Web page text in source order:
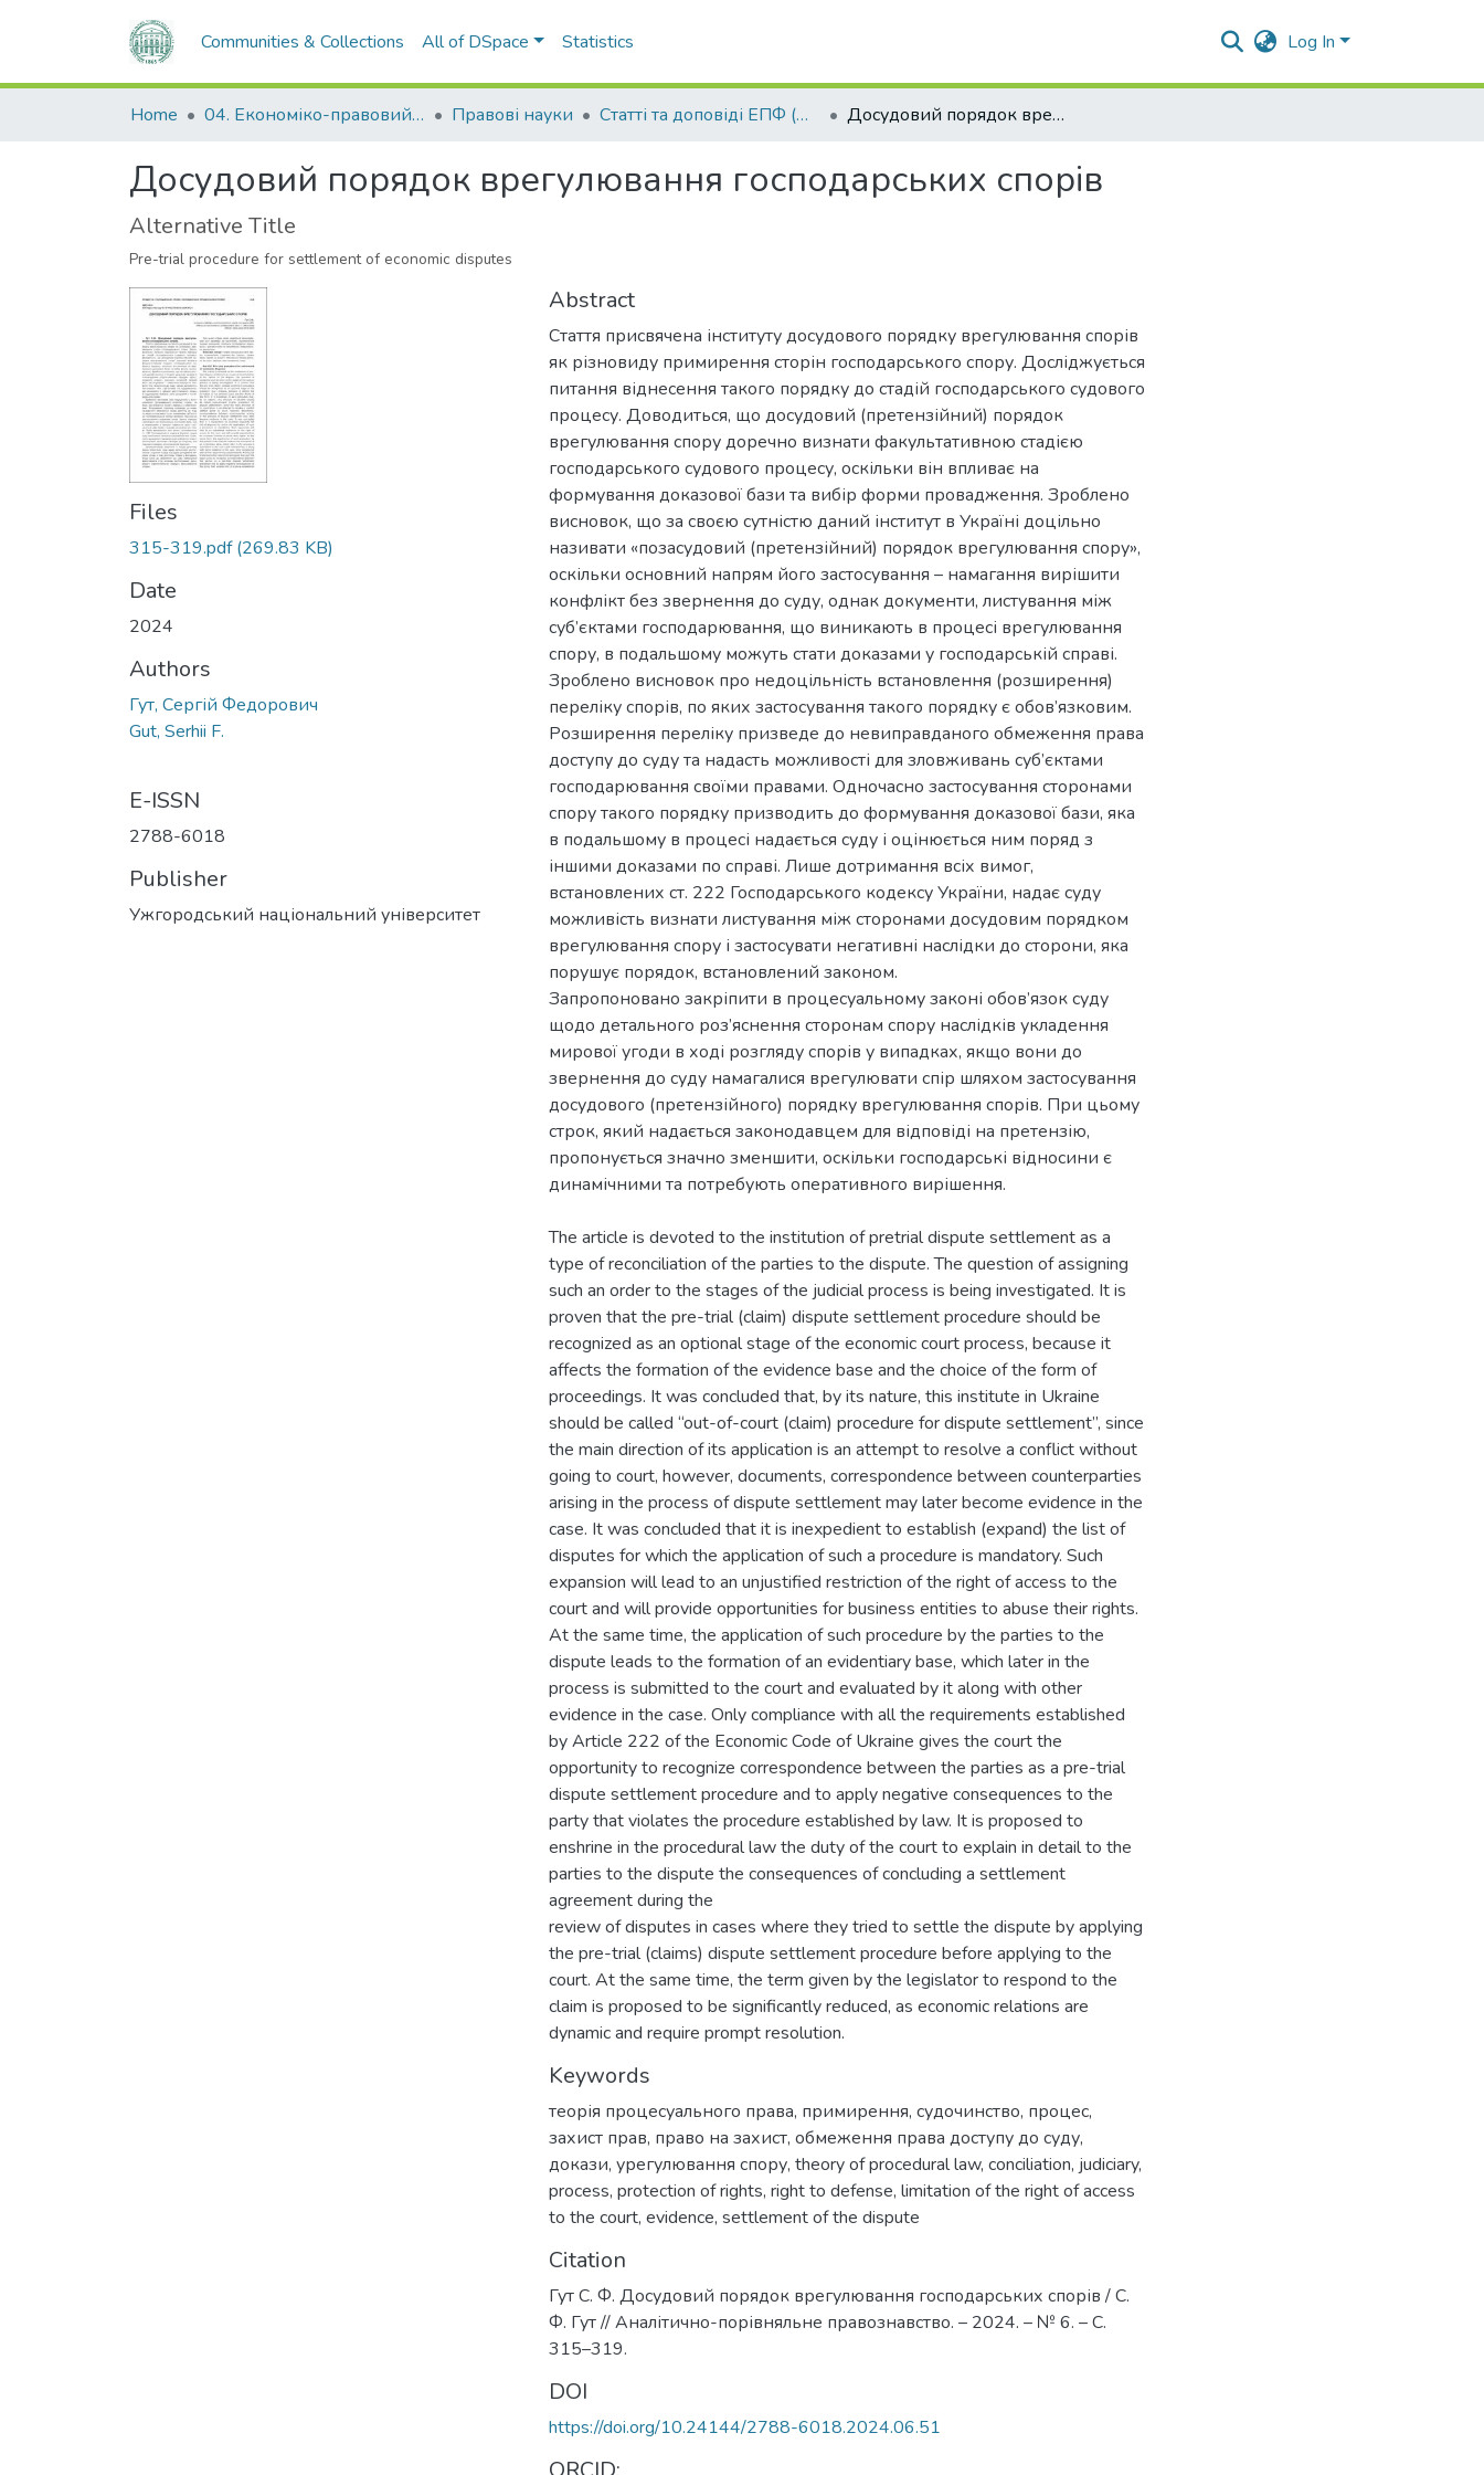
Communities & Collections All of DSpace Statistics Log In
Home 04. Економіко-правовий факультет Правові науки Статті та доповіді ЕПФ (Правові науки) Досудовий порядок врегулювання господарських спорів
Досудовий порядок врегулювання господарських спорів
Alternative Title
Pre-trial procedure for settlement of economic disputes
Files
315-319.pdf(269.83 KB)
Date
2024
Authors
Гут, Сергій Федорович
Gut, Serhii F.
E-ISSN
2788-6018
Publisher
Ужгородський національний університет
Abstract
Стаття присвячена інституту досудового порядку врегулювання спорів
як різновиду примирення сторін господарського спору. Досліджується
питання віднесення такого порядку до стадій господарського судового
процесу. Доводиться, що досудовий (претензійний) порядок
врегулювання спору доречно визнати факультативною стадією
господарського судового процесу, оскільки він впливає на
формування доказової бази та вибір форми провадження. Зроблено
висновок, що за своєю сутністю даний інститут в Україні доцільно
називати «позасудовий (претензійний) порядок врегулювання спору»,
оскільки основний напрям його застосування – намагання вирішити
конфлікт без звернення до суду, однак документи, листування між
суб’єктами господарювання, що виникають в процесі врегулювання
спору, в подальшому можуть стати доказами у господарській справі.
Зроблено висновок про недоцільність встановлення (розширення)
переліку спорів, по яких застосування такого порядку є обов’язковим.
Розширення переліку призведе до невиправданого обмеження права
доступу до суду та надасть можливості для зловживань суб’єктами
господарювання своїми правами. Одночасно застосування сторонами
спору такого порядку призводить до формування доказової бази, яка
в подальшому в процесі надається суду і оцінюється ним поряд з
іншими доказами по справі. Лише дотримання всіх вимог,
встановлених ст. 222 Господарського кодексу України, надає суду
можливість визнати листування між сторонами досудовим порядком
врегулювання спору і застосувати негативні наслідки до сторони, яка
порушує порядок, встановлений законом.
Запропоновано закріпити в процесуальному законі обов’язок суду
щодо детального роз’яснення сторонам спору наслідків укладення
мирової угоди в ході розгляду спорів у випадках, якщо вони до
звернення до суду намагалися врегулювати спір шляхом застосування
досудового (претензійного) порядку врегулювання спорів. При цьому
строк, який надається законодавцем для відповіді на претензію,
пропонується значно зменшити, оскільки господарські відносини є
The article is devoted to the institution of pretrial dispute settlement as a
type of reconciliation of the parties to the dispute. The question of assigning
such an order to the stages of the judicial process is being investigated. It is
proven that the pre-trial (claim) dispute settlement procedure should be
recognized as an optional stage of the economic court process, because it
affects the formation of the evidence base and the choice of the form of
proceedings. It was concluded that, by its nature, this institute in Ukraine
should be called “out-of-court (claim) procedure for dispute settlement”, since
the main direction of its application is an attempt to resolve a conflict without
going to court, however, documents, correspondence between counterparties
arising in the process of dispute settlement may later become evidence in the
case. It was concluded that it is inexpedient to establish (expand) the list of
disputes for which the application of such a procedure is mandatory. Such
expansion will lead to an unjustified restriction of the right of access to the
court and will provide opportunities for business entities to abuse their rights.
At the same time, the application of such procedure by the parties to the
dispute leads to the formation of an evidentiary base, which later in the
process is submitted to the court and evaluated by it along with other
evidence in the case. Only compliance with all the requirements established
by Article 222 of the Economic Code of Ukraine gives the court the
opportunity to recognize correspondence between the parties as a pre-trial
dispute settlement procedure and to apply negative consequences to the
party that violates the procedure established by law. It is proposed to
enshrine in the procedural law the duty of the court to explain in detail to the
parties to the dispute the consequences of concluding a settlement
agreement during the
review of disputes in cases where they tried to settle the dispute by applying
the pre-trial (claims) dispute settlement procedure before applying to the
court. At the same time, the term given by the legislator to respond to the
claim is proposed to be significantly reduced, as economic relations are
dynamic and require prompt resolution.
Keywords
теорія процесуального права, примирення, судочинство, процес,
захист прав, право на захист, обмеження права доступу до суду,
докази, урегулювання спору, theory of procedural law, conciliation, judiciary,
process, protection of rights, right to defense, limitation of the right of access
to the court, evidence, settlement of the dispute
Citation
Гут С. Ф. Досудовий порядок врегулювання господарських спорів / С.
Ф. Гут // Аналітично-порівняльне правознавство. – 2024. – № 6. – С.
315–319.
DOI
https://doi.org/10.24144/2788-6018.2024.06.51